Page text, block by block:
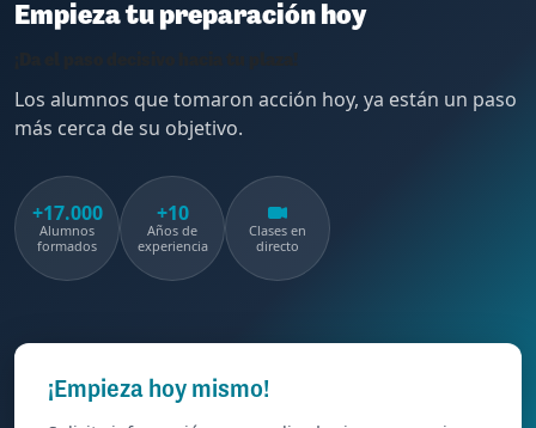
Empieza tu preparación hoy
Los alumnos que tomaron acción hoy, ya están un paso
más cerca de su objetivo.
+17.000
Alumnos
formados
+10
Años de
experiencia
Clases en
directo
¡Empieza hoy mismo!